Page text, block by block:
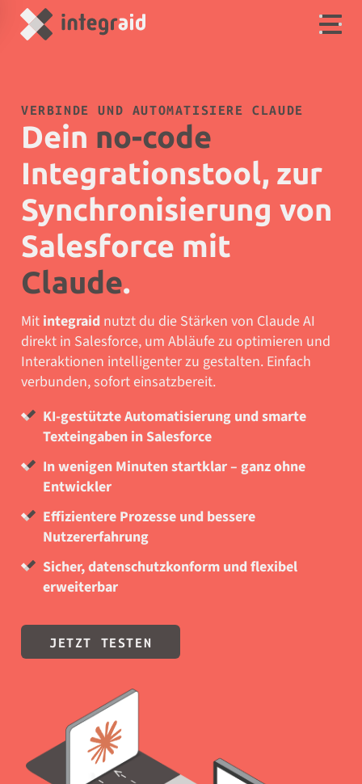
VERBINDE UND AUTOMATISIERE CLAUDE
Dein no-code
Integrationstool, zur
Synchronisierung von
Salesforce mit
Claude.
Mit integraid nutzt du die Stärken von Claude AI
direkt in Salesforce, um Abläufe zu optimieren und
Interaktionen intelligenter zu gestalten. Einfach
verbunden, sofort einsatzbereit.
KI-gestützte Automatisierung und smarte
Texteingaben in Salesforce
In wenigen Minuten startklar – ganz ohne
Entwickler
Effizientere Prozesse und bessere
Nutzererfahrung
Sicher, datenschutzkonform und flexibel
erweiterbar
JETZT TESTEN